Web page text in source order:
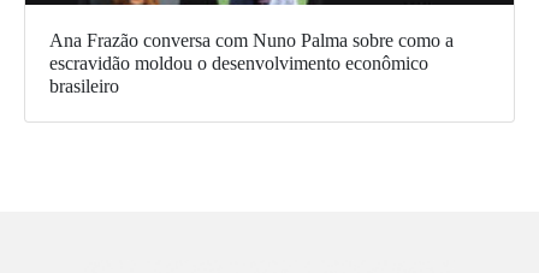
Ana Frazão conversa com Nuno Palma sobre como a
escravidão moldou o desenvolvimento econômico
brasileiro